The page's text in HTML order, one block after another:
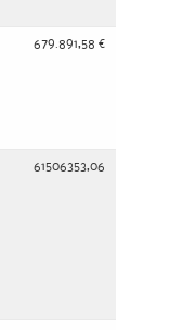
679.891,58 €
61506353,06